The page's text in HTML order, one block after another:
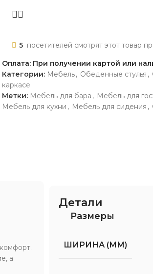
5 посетителей смотрят этот товар
Оплата: При получении картой или
Категории: Мебель, Обеденные стулья ,
каркасе
Метки: Мебель для бара , Мебель для
Мебель для кухни , Мебель для сидения ,
а
Детали
Размеры
ШИРИНА (ММ)